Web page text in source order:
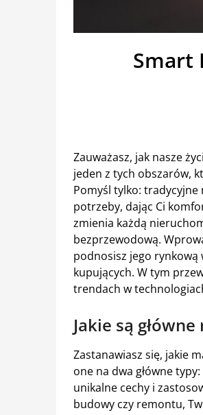
Smart
Zauważasz, jak nasze
jeden z tych obszarów,
Pomyśl tylko:
potrzeby, dając Ci
zmienia każdą
bezprzewodową.
podnosisz jego rynkową
kupujących. W tym
trendach w
Jakie są
Zastanawiasz się, jakie
one na dwa główne
unikalne cechy i
budowy czy remontu,